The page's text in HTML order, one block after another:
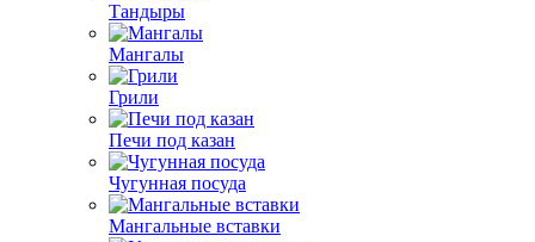
Тандыры
Мангалы
Грили
Печи под казан
Чугунная посуда
Мангальные вставки